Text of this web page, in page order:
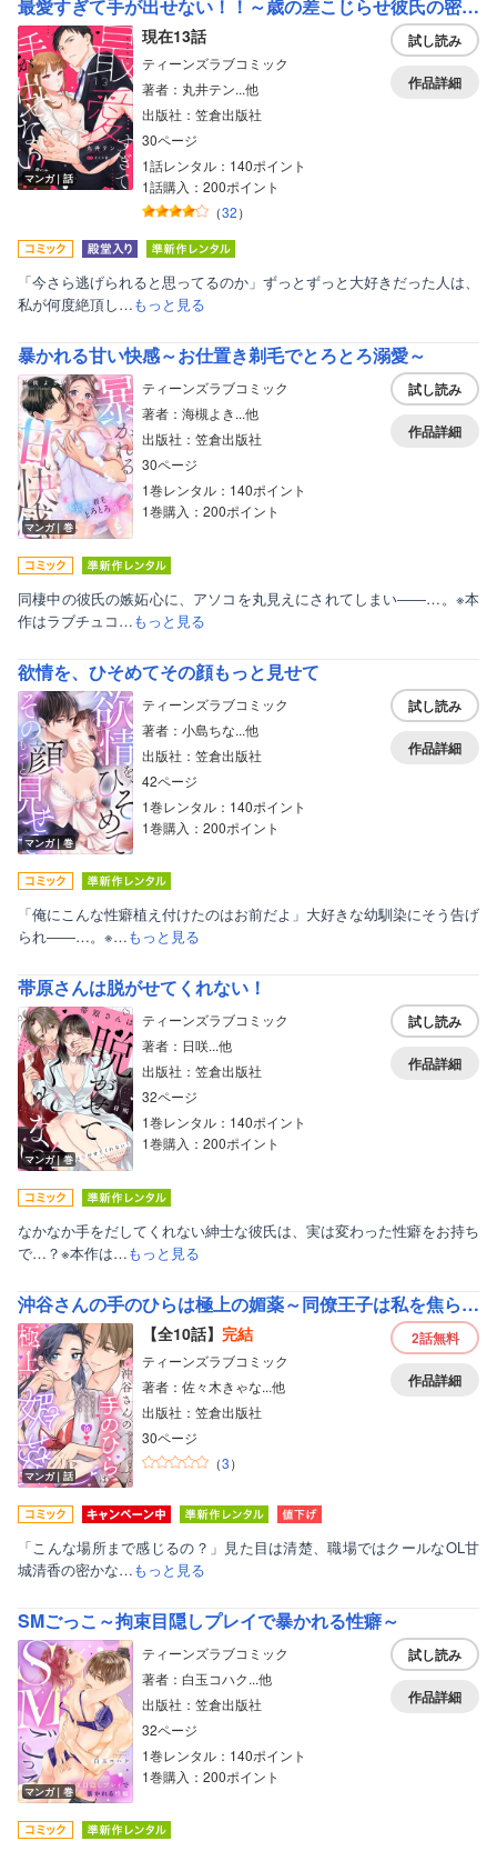
最愛すぎて手が出せない！！～歳の差こじらせ彼氏の密かな独占欲～【分冊版】
マンガ｜話
現在13話
ティーンズラブコミック
著者：丸井テン...他
出版社：笠倉出版社
30ページ
1話レンタル：140ポイント
1話購入：200ポイント
（32）
試し読み
作品詳細
「今さら逃げられると思ってるのか」ずっとずっと大好きだった人は、
私が何度絶頂し…もっと見る
暴かれる甘い快感～お仕置き剃毛でとろとろ溺愛～
マンガ｜巻
ティーンズラブコミック
著者：海槻よき...他
出版社：笠倉出版社
30ページ
1巻レンタル：140ポイント
1巻購入：200ポイント
試し読み
作品詳細
同棲中の彼氏の嫉妬心に、アソコを丸見えにされてしまい――…。※本
作はラブチュコ…もっと見る
欲情を、ひそめてその顔もっと見せて
マンガ｜巻
ティーンズラブコミック
著者：小島ちな...他
出版社：笠倉出版社
42ページ
1巻レンタル：140ポイント
1巻購入：200ポイント
試し読み
作品詳細
「俺にこんな性癖植え付けたのはお前だよ」大好きな幼馴染にそう告げ
られ――…。※…もっと見る
帯原さんは脱がせてくれない！
マンガ｜巻
ティーンズラブコミック
著者：日咲...他
出版社：笠倉出版社
32ページ
1巻レンタル：140ポイント
1巻購入：200ポイント
試し読み
作品詳細
なかなか手をだしてくれない紳士な彼氏は、実は変わった性癖をお持ち
で…？※本作は…もっと見る
沖谷さんの手のひらは極上の媚薬～同僚王子は私を焦らして甘やかす～【分冊版】
マンガ｜話
【全10話】 完結
ティーンズラブコミック
著者：佐々木きゃな...他
出版社：笠倉出版社
30ページ
（3）
2話無料
作品詳細
「こんな場所まで感じるの？」見た目は清楚、職場ではクールなOL甘
城清香の密かな…もっと見る
SMごっこ～拘束目隠しプレイで暴かれる性癖～
マンガ｜巻
ティーンズラブコミック
著者：白玉コハク...他
出版社：笠倉出版社
32ページ
1巻レンタル：140ポイント
1巻購入：200ポイント
試し読み
作品詳細